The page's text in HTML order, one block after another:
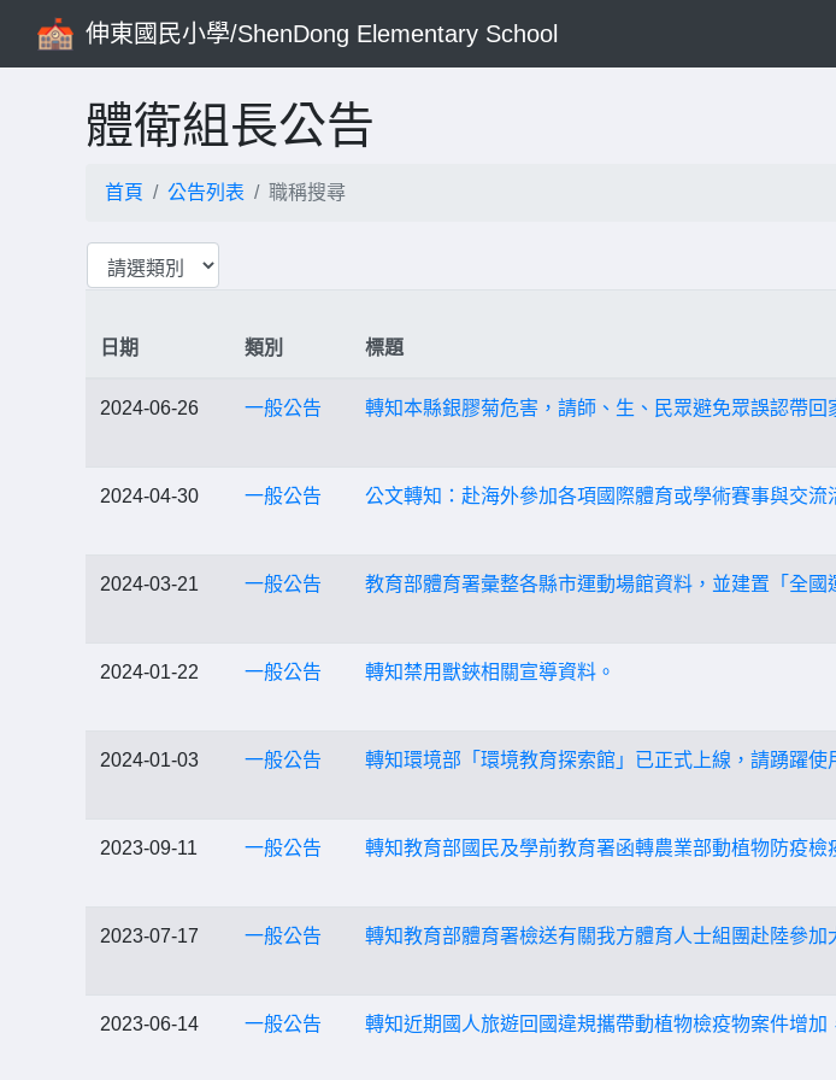
伸東國民小學/ShenDong Elementary School
體衛組長公告
首頁 公告列表 職稱搜尋
日期 類別 標題
2024-06-26 一般公告 轉知本縣銀膠菊危害，請師、生、民眾避免眾誤認帶回
2024-04-30 一般公告 公文轉知：赴海外參加各項國際體育或學術賽事與交
2024-03-21 一般公告 教育部體育署彙整各縣市運動場館資料，並建置「全國
2024-01-22 一般公告 轉知禁用獸鋏相關宣導資料。
2024-01-03 一般公告 轉知環境部「環境教育探索館」已正式上線，請踴躍使
2023-09-11 一般公告 轉知教育部國民及學前教育署函轉農業部動植物防疫檢
2023-07-17 一般公告 轉知教育部體育署檢送有關我方體育人士組團赴陸參加
2023-06-14 一般公告 轉知近期國人旅遊回國違規攜帶動植物檢疫物案件增加